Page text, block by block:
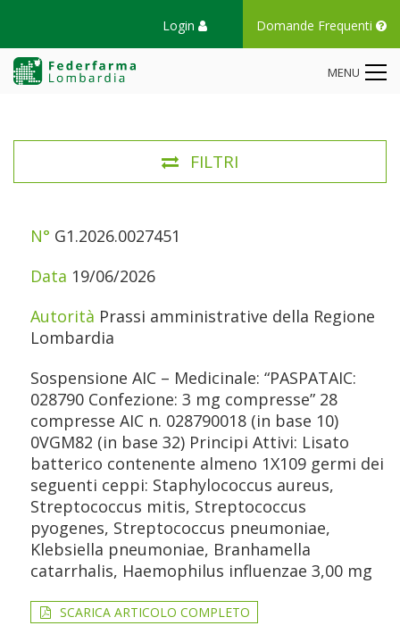
Login Domande Frequenti
MENU
FILTRI
G1.2026.0027451
19/06/2026
Prassi amministrative della Regione
Lombardia
Sospensione AIC – Medicinale: “PASPATAIC:
028790 Confezione: 3 mg compresse” 28
compresse AIC n. 028790018 (in base 10)
0VGM82 (in base 32) Principi Attivi: Lisato
batterico contenente almeno 1X109 germi dei
seguenti ceppi: Staphylococcus aureus,
Streptococcus mitis, Streptococcus
pyogenes, Streptococcus pneumoniae,
Klebsiella pneumoniae, Branhamella
catarrhalis, Haemophilus influenzae 3,00 mg
SCARICA ARTICOLO COMPLETO